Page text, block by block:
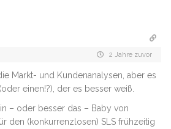
2 Jahre zuvor
Markt- und Kundenanalysen, aber es
einen!?), der es besser weiß.
– oder besser das – Baby von
den (konkurrenzlosen) SLS frühzeitig